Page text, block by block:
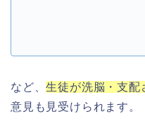
など、生徒が洗脳・支配
意見も見受けられます。